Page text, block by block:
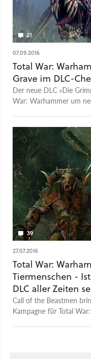
21
07.09.2016
Total War:
Grave im DLC-
Der neue DLC »Die
War: Warhammer um
39
27.07.2016
Total War:
Tiermenschen -
DLC aller Zeiten
Call of the Beastmen
Kampagne für Total